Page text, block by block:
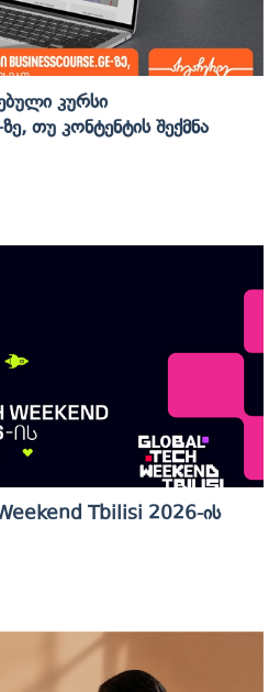
Კურსი
Თუ Კონტენტის Შექმნა
Tbilisi 2026-Ის